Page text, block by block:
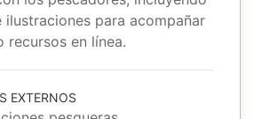
ilustraciones para acompañar
recursos en línea.
EXTERNOS